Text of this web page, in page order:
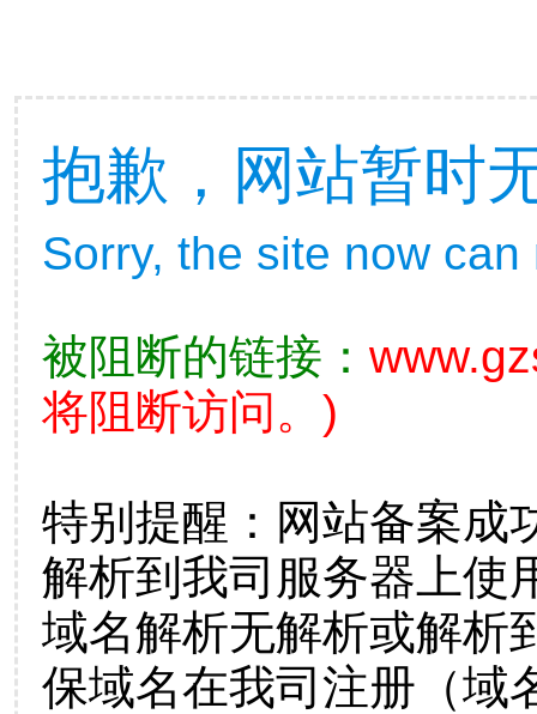
抱歉，网站暂时
Sorry, the site now
被阻断的链接：
将阻断访问。)
特别提醒：网站备案成
解析到我司服务器上使
域名解析无解析或解析
保域名在我司注册（域